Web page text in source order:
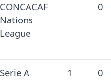
CONCACAF
Nations
League
0
Serie A 1 0